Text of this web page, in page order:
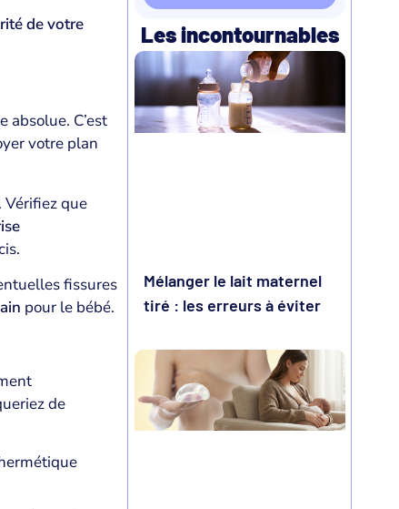
de votre
absolue. C’est
votre plan
Vérifiez que
fissures
pour le bébé.
de
Les incontournables
Mélanger le lait maternel
tiré : les erreurs à éviter